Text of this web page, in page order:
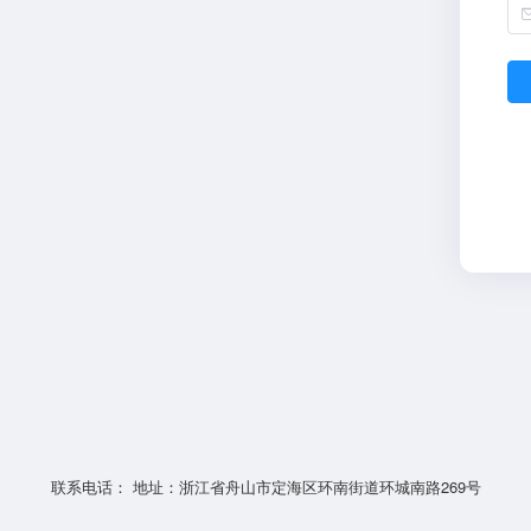
联系电话： 地址：浙江省舟山市定海区环南街道环城南路269号